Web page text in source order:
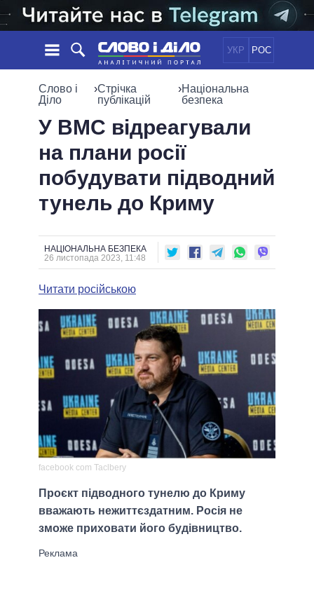
УКР РОС
НОВИНИ
СТРІЧКА
СТАТТІ
ДУМКИ
ОГЛЯДИ
ЕКОНОМІКА
СУСПІЛЬСТВО
СВІТ
ОБIЦЯНКИ
ПОЛIТИКИ
УСІ ПОЛІТИКИ
ПРЕЗИДЕНТ І ОФІС
КАБІНЕТ МІНІСТРІВ
ГОЛОВИ ОБЛАДМІНІСТРАЦІЙ
МЕРИ МІСТ
ІНФОГРАФІКА
ВІДЕО
ПІДТРИМАТИ
ПОРІВНЯННЯ ПОЛІТИКІВ
Слово і
Діло
›Стрічка
публікацій
›Національна
безпека
У ВМС відреагували
на плани росії
побудувати підводний
тунель до Криму
НАЦІОНАЛЬНА БЕЗПЕКА
26 листопада 2023, 11:48
Читати російською
facebook com Taclbery
Проєкт підводного тунелю до Криму
вважають нежиттєздатним. Росія не
зможе приховати його будівництво.